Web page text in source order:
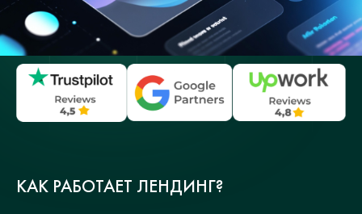
КАК РАБОТАЕТ ЛЕНДИНГ?